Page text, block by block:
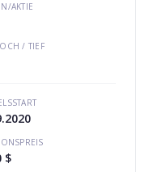
AKTIE
/ TIEF
$